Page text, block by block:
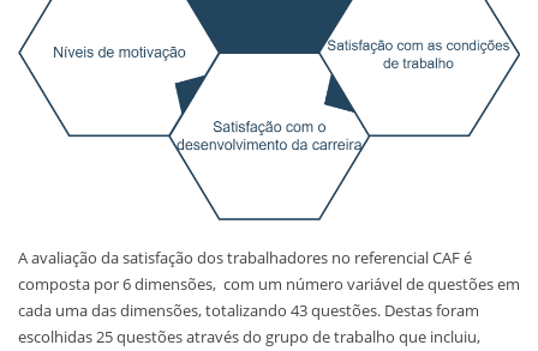
A avaliação da satisfação dos trabalhadores no referencial CAF é
composta por 6 dimensões, com um número variável de questões em
cada uma das dimensões, totalizando 43 questões. Destas foram
escolhidas 25 questões através do grupo de trabalho que incluiu,